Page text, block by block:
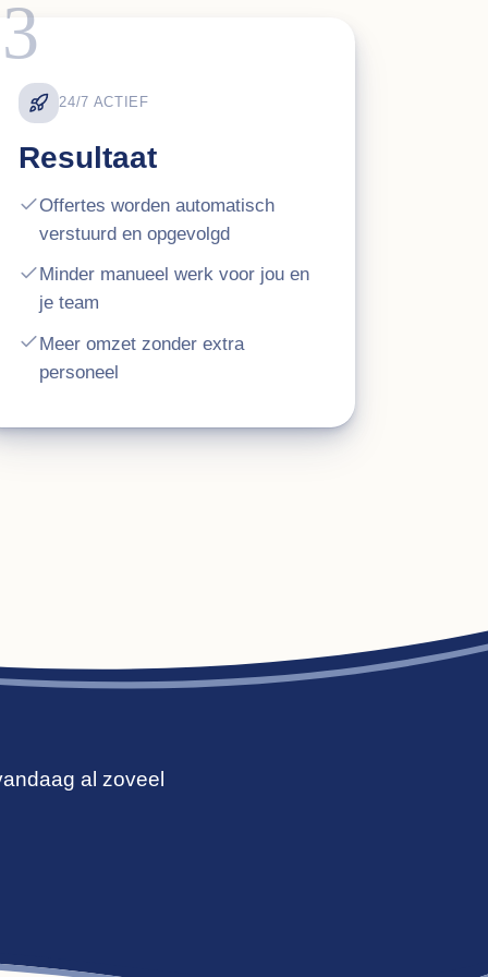
24/7 ACTIEF
Resultaat
Offertes worden automatisch
verstuurd en opgevolgd
Minder manueel werk voor jou en
je team
Meer omzet zonder extra
personeel
al zoveel